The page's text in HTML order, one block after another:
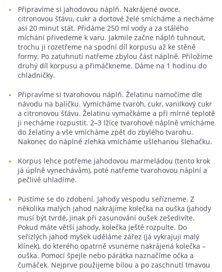
Připravíme si jahodovou náplň. Nakrájené ovoce,
citronovou šťávu, cukr a dortové želé smícháme a necháme
asi 20 minut stát. Přidáme 250 ml vody a za stálého
míchání přivedeme k varu. Jakmile začne náplň tuhnout,
trochu ji rozetřeme na spodní díl korpusu až ke stěně
formy. Po zatuhnutí natřeme zbylou část náplně. Přiložíme
druhý díl korpusu a přimáčkneme. Dáme na 1 hodinu do
chladničky.
Připravíme si tvarohovou náplň. Želatinu namočíme dle
návodu na balíčku. Vymícháme tvaroh, cukr, vanilkový cukr
a citronovou šťávu. Želatinu vymačkáme a při mírné teplotě
ji necháme rozpustit. 2–3 lžíce tvarohové náplně vmícháme
do želatiny a vše vmícháme zpět do zbylého tvarohu.
Nakonec do náplně zlehka vmícháme ušlehanou šlehačku.
Korpus lehce potřeme jahodovou marmeládou (tento krok
já úplně vynechávám), poté natřeme tvarohovou náplní a
pečlivě uhladíme.
Pustíme se do zdobení. Jahody vespodu seřízneme. Z
několika malých jahod nakrájíme kolečka na ouška (jahody
musí být tvrdé, jinak při zasunování oušek zešedivíte.
Pokud máte větší jahody, kolečka ještě rozpulte. Do
seřízlých jahod myšek uděláme zářez (já vykrajuji malý
klínek), do kterého opatrně vsuneme nakrájená kolečka –
ouška. Pomocí špejle nebo párátka naznačíme očka a
čumáček. Nejprve použijeme bílou a po zaschnutí tmavou